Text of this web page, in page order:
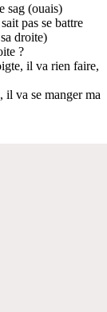
sag (ouais)
pas se battre
droite)
?
il va rien faire,
va se manger ma